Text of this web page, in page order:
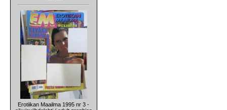
Erotiikan Maailma 1995 nr 3 -